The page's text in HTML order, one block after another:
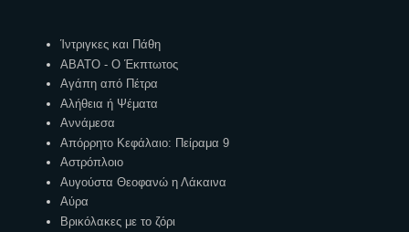
Ίντριγκες και Πάθη
ΑΒΑΤΟ - Ο Έκπτωτος
Αγάπη από Πέτρα
Αλήθεια ή Ψέματα
Αννάμεσα
Απόρρητο Κεφάλαιο: Πείραμα 9
Αστρόπλοιο
Αυγούστα Θεοφανώ η Λάκαινα
Αύρα
Βρικόλακες με το ζόρι